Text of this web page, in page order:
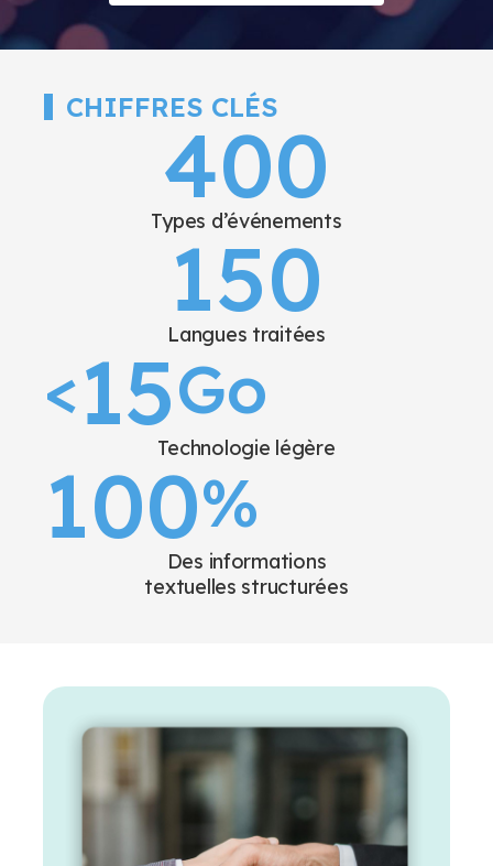
CHIFFRES CLÉS
400
Types d’événements
150
Langues traitées
<15Go
Technologie légère
100%
Des informations
textuelles structurées